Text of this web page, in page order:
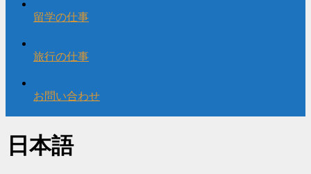
留学の仕事
旅行の仕事
お問い合わせ
日本語